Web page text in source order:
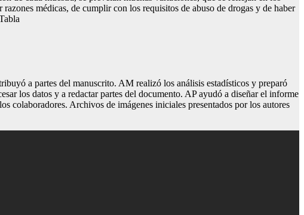
médicas, de cumplir con los requisitos de abuso de drogas y de haber
a partes del manuscrito. AM realizó los análisis estadísticos y preparó
los datos y a redactar partes del documento. AP ayudó a diseñar el informe
Archivos de imágenes iniciales presentados por los autores